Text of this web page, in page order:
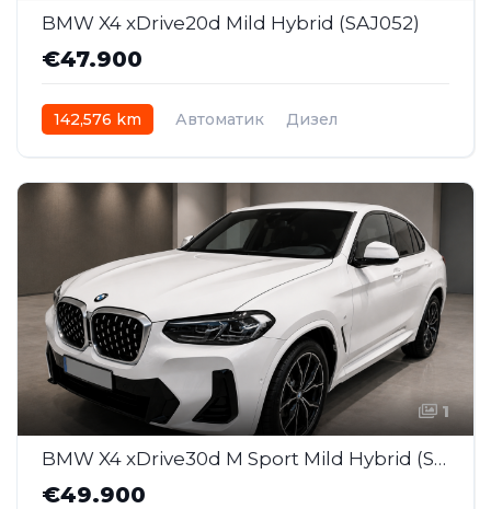
BMW X4 xDrive20d Mild Hybrid (SAJ052)
€47.900
142,576 km Автоматик
Дизел
1
BMW X4 xDrive30d M Sport Mild Hybrid (SAJ042)
€49.900